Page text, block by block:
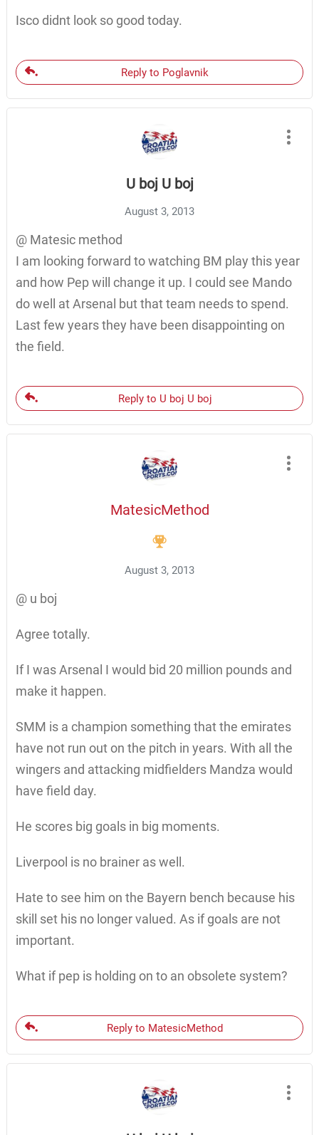
Isco didnt look so good today.
Reply to Poglavnik
U boj U boj
August 3, 2013
@ Matesic method
I am looking forward to watching BM play this year
and how Pep will change it up. I could see Mando
do well at Arsenal but that team needs to spend.
Last few years they have been disappointing on
the field.
Reply to U boj U boj
MatesicMethod
August 3, 2013
@ u boj
Agree totally.
If I was Arsenal I would bid 20 million pounds and
make it happen.
SMM is a champion something that the emirates
have not run out on the pitch in years. With all the
wingers and attacking midfielders Mandza would
have field day.
He scores big goals in big moments.
Liverpool is no brainer as well.
Hate to see him on the Bayern bench because his
skill set his no longer valued. As if goals are not
important.
What if pep is holding on to an obsolete system?
Reply to MatesicMethod